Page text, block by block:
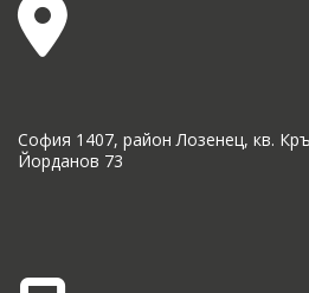
София 1407, район Лозенец, кв.
Йорданов 73